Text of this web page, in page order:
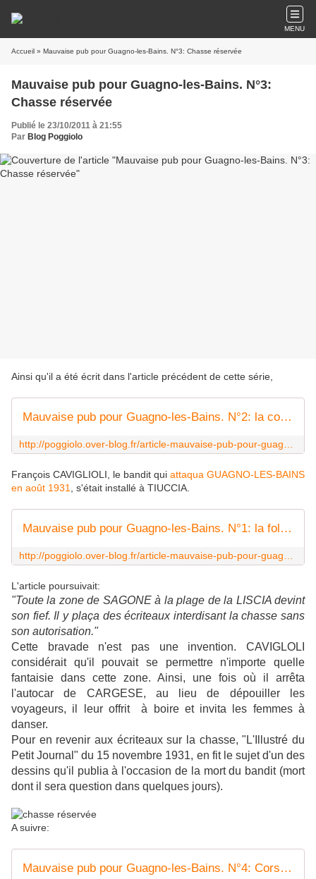
MENU
Accueil » Mauvaise pub pour Guagno-les-Bains. N°3: Chasse réservée
Mauvaise pub pour Guagno-les-Bains. N°3:
Chasse réservée
Publié le 23/10/2011 à 21:55
Par Blog Poggiolo
Ainsi qu'il a été écrit dans l'article précédent de cette série,
Mauvaise pub pour Guagno-les-Bains. N°2: la coupe est pleine
François CAVIGLIOLI, le bandit qui attaqua GUAGNO-LES-BAINS
en août 1931
, s'était installé à TIUCCIA.
Mauvaise pub pour Guagno-les-Bains. N°1: la folle agression
L'article poursuivait:
"Toute la zone de SAGONE à la plage de la LISCIA devint
son fief. Il y plaça des écriteaux interdisant la chasse sans
son autorisation."
Cette bravade n'est pas une invention. CAVIGLOLI
considérait qu'il pouvait se permettre n'importe quelle
fantaisie dans cette zone. Ainsi, une fois où il arrêta
l'autocar de CARGESE, au lieu de dépouiller les
voyageurs, il leur offrit à boire et invita les femmes à
danser.
Pour en revenir aux écriteaux sur la chasse, "L'Illustré du
Petit Journal" du 15 novembre 1931, en fit le sujet d'un des
dessins qu'il publia à l'occasion de la mort du bandit (mort
dont il sera question dans quelques jours).
A suivre:
Mauvaise pub pour Guagno-les-Bains. N°4: Corse ou Far West?